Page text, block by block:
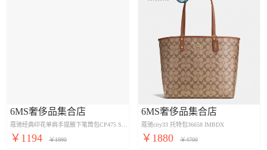
6MS奢侈品集合店
￥1194 ￥1990
6MS奢侈品集合店
蔻驰city33 托特包36658 IMBDX
￥1880 ￥4700